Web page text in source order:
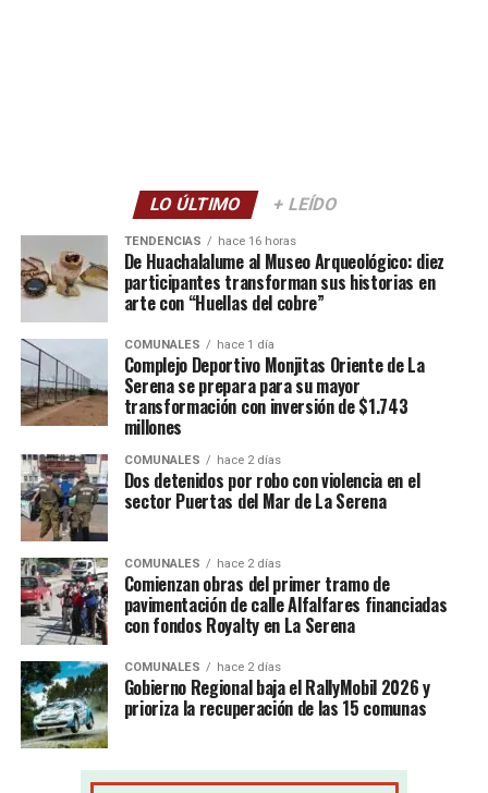
LO ÚLTIMO + LEÍDO
TENDENCIAS hace 16 horas
De Huachalalume al Museo Arqueológico: diez
participantes transforman sus historias en
arte con “Huellas del cobre”
COMUNALES hace 1 día
Complejo Deportivo Monjitas Oriente de La
Serena se prepara para su mayor
transformación con inversión de $1.743
millones
COMUNALES hace 2 días
Dos detenidos por robo con violencia en el
sector Puertas del Mar de La Serena
COMUNALES hace 2 días
Comienzan obras del primer tramo de
pavimentación de calle Alfalfares financiadas
con fondos Royalty en La Serena
COMUNALES hace 2 días
Gobierno Regional baja el RallyMobil 2026 y
prioriza la recuperación de las 15 comunas